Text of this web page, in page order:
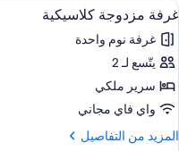
-
منظر
للميناء
استعراض
جميع
صور
غرفة
مزدوجة
كلاسيكية
2
غرفة مزدوجة كلاسيكية
غرفة نوم واحدة
يتّسع لـ 2
سرير ملكي
واي فاي مجاني
المزيد من التفاصيل
المزيد